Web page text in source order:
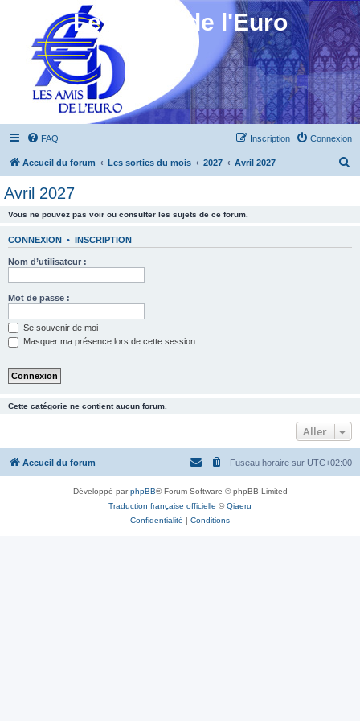
Les Amis de l'Euro
FAQ Connexion
Inscription
Accueil du forum Les sorties du mois 2027 Avril 2027
Avril 2027
Vous ne pouvez pas voir ou consulter les sujets de ce forum.
CONNEXION • INSCRIPTION
Nom d’utilisateur :
Mot de passe :
Se souvenir de moi
Masquer ma présence lors de cette session
Cette catégorie ne contient aucun forum.
Aller
Accueil du forum Fuseau horaire sur UTC+02:00
Développé parphpBB® Forum Software © phpBB Limited
Traduction française officielle ©Qiaeru
Confidentialité | Conditions